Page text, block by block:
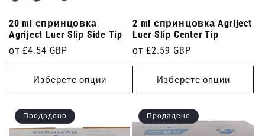
20 ml спринцовка
Agriject Luer Slip Side Tip
Редовна
цена
от £4.54 GBP
Изберете опции
2 ml спринцовка Agriject
Luer Slip Center Tip
Редовна
цена
от £2.59 GBP
Изберете опции
Продадено Продадено